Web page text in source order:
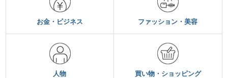
お金・ビジネス ファッション・美容
人物 買い物・ショッピング